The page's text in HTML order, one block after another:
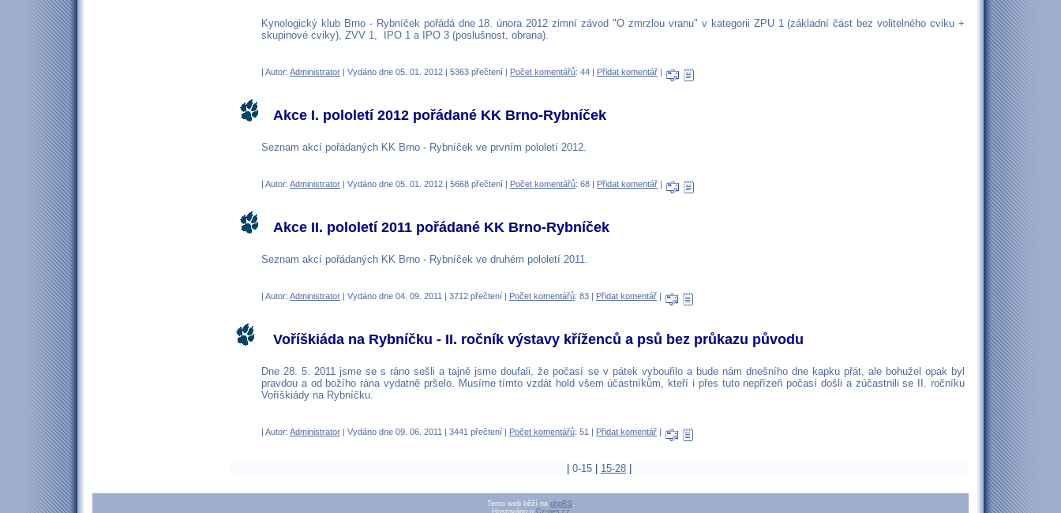
Kynologický klub Brno - Rybníček pořádá dne 18. února 2012 zimní závod "O zmrzlou vranu" v kategorii ZPU 1 (základní část bez volitelného cviku +
skupinové cviky), ZVV 1, IPO 1 a IPO 3 (poslušnost, obrana).
| Autor: Administrator | Vydáno dne 05. 01. 2012 | 5363 přečtení | Počet komentářů: 44 | Přidat komentář |
Akce I. pololetí 2012 pořádané KK Brno-Rybníček
Seznam akcí pořádaných KK Brno - Rybníček ve prvním pololetí 2012.
| Autor: Administrator | Vydáno dne 05. 01. 2012 | 5668 přečtení | Počet komentářů: 68 | Přidat komentář
Akce II. pololetí 2011 pořádané KK Brno-Rybníček
Seznam akcí pořádaných KK Brno - Rybníček ve druhém pololetí 2011.
| Autor: Administrator | Vydáno dne 04. 09. 2011 | 3712 přečtení | Počet komentářů: 83 | Přidat komentář
Voříškiáda na Rybníčku - II. ročník výstavy kříženců a psů bez průkazu původu
Dne 28. 5. 2011 jsme se s ráno sešli a tajně jsme doufali, že počasí se v pátek vybouřilo a bude nám dnešního dne kapku přát, ale bohužel opak byl
pravdou a od božího rána vydatně pršelo. Musíme tímto vzdát hold všem účastníkům, kteří i přes tuto nepřízeň počasí došli a zúčastnili se II. ročníku
Voříškiády na Rybníčku.
| Autor: Administrator | Vydáno dne 09. 06. 2011 | 3441 přečtení | Počet komentářů: 51 | Přidat komentář
0-15 15-28
Tento web běží na phpRS.
Hostováno u Cz-pes.cz